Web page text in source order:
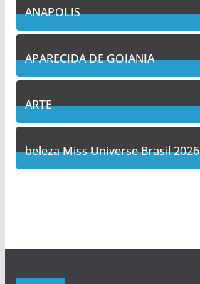
ANAPOLIS
10Posts
APARECIDA DE GOIANIA
12Posts
ARTE
5Posts
beleza Miss Universe Brasil 2026